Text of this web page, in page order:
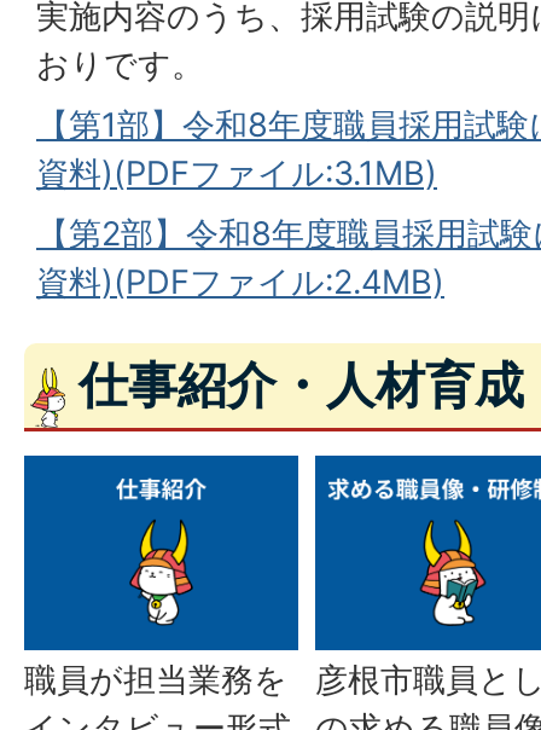
実施内容のうち、採用試験の説
おりです。
【第1部】令和8年度職員採用試
資料)(PDFファイル:3.1MB)
【第2部】令和8年度職員採用試
資料)(PDFファイル:2.4MB)
仕事紹介・人材育成
職員が担当業務を
彦根市職員と